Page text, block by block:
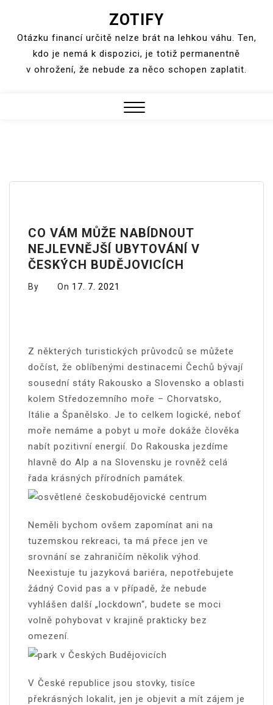
content
ZOTIFY
Otázku financí určitě nelze brát na lehkou váhu. Ten,
kdo je nemá k dispozici, je totiž permanentně
v ohrožení, že nebude za něco schopen zaplatit.
CO VÁM MŮŽE NABÍDNOUT
NEJLEVNĚJŠÍ UBYTOVÁNÍ V
ČESKÝCH BUDĚJOVICÍCH
By On 17. 7. 2021
Z některých turistických průvodců se můžete
dočíst, že oblíbenými destinacemi Čechů bývají
sousední státy Rakousko a Slovensko a oblasti
kolem Středozemního moře – Chorvatsko,
Itálie a Španělsko. Je to celkem logické, neboť
moře nemáme a pobyt u moře dokáže člověka
nabít pozitivní energií. Do Rakouska jezdíme
hlavně do Alp a na Slovensku je rovněž celá
řada krásných přírodních památek.
Neměli bychom ovšem zapomínat ani na
tuzemskou rekreaci, ta má přece jen ve
srovnání se zahraničím několik výhod.
Neexistuje tu jazyková bariéra, nepotřebujete
žádný Covid pas a v případě, že nebude
vyhlášen další „lockdown“, budete se moci
volně pohybovat v krajině prakticky bez
omezení.
V České republice jsou stovky, tisíce
překrásných lokalit, jen je objevit a mít zájem je